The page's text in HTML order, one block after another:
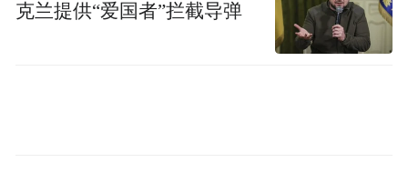
克兰提供“爱国者”拦截导弹